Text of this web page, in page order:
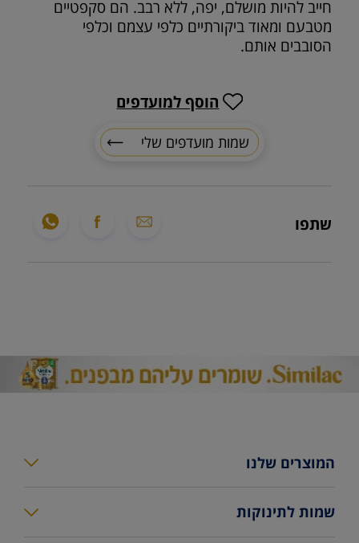
חייב להיות מושלם, יפה, ללא רבב. הם סקפטיים
מטבעם ומאוד ביקורתיים כלפי עצמם וכלפי
הסובבים אותם.
שתפו
שמות מועדפים שלי
הוסף למועדפים
המוצרים שלנו
שמות לתינוקות